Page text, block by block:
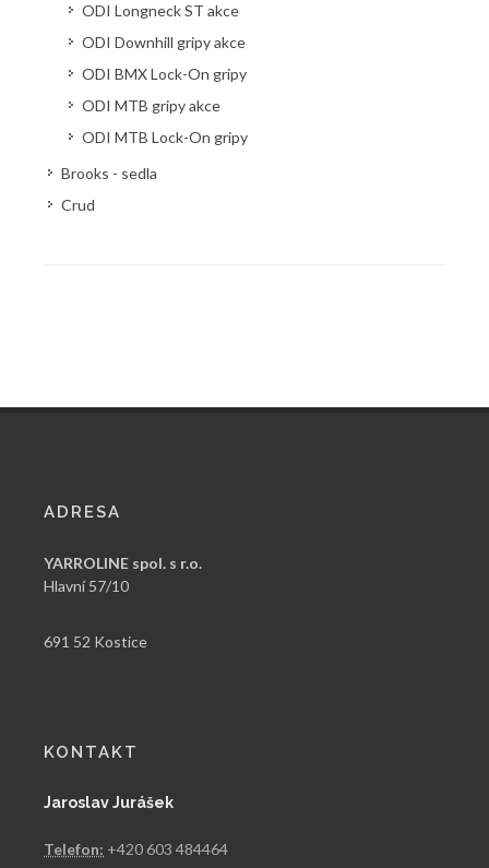
ODI Longneck ST akce
ODI Downhill gripy akce
ODI BMX Lock-On gripy
ODI MTB gripy akce
ODI MTB Lock-On gripy
Brooks - sedla
Crud
ADRESA
YARROLINE spol. s r.o.
Hlavní 57/10
691 52 Kostice
KONTAKT
Jaroslav Jurášek
Telefon: +420 603 484464